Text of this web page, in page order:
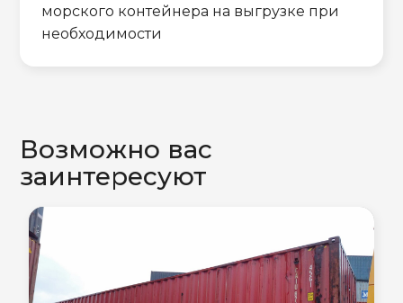
морского контейнера на выгрузке при
необходимости
Возможно вас
заинтересуют